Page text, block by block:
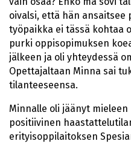
oivalsi, että hän ansaitsee
työpaikka ei tässä kohtaa
purki oppisopimuksen
jälkeen ja oli yhteydessä
Opettajaltaan Minna sai
tilanteeseensa.
Minnalle oli jäänyt
positiivinen
erityisoppilaitoksen